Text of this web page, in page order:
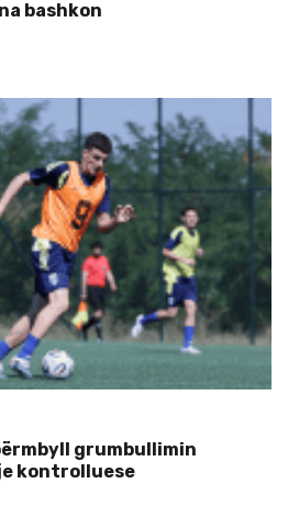
bashkon
grumbullimin
kontrolluese